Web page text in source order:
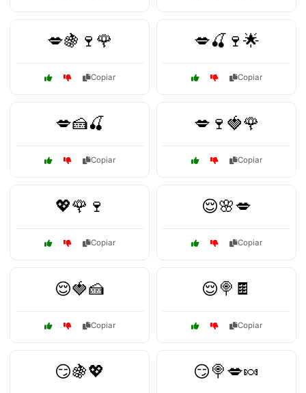
💋🍇🍷🌹
Copiar
💋🍒🍷🌟
Copiar
💋🍰🍒
Copiar
💋🍷🍓🌹
Copiar
💖🌹🍷
Copiar
😌🌸💋
Copiar
😌🍓🍰
Copiar
😌🍭🍫
Copiar
😏🍇💖 😏🍭💋🍬